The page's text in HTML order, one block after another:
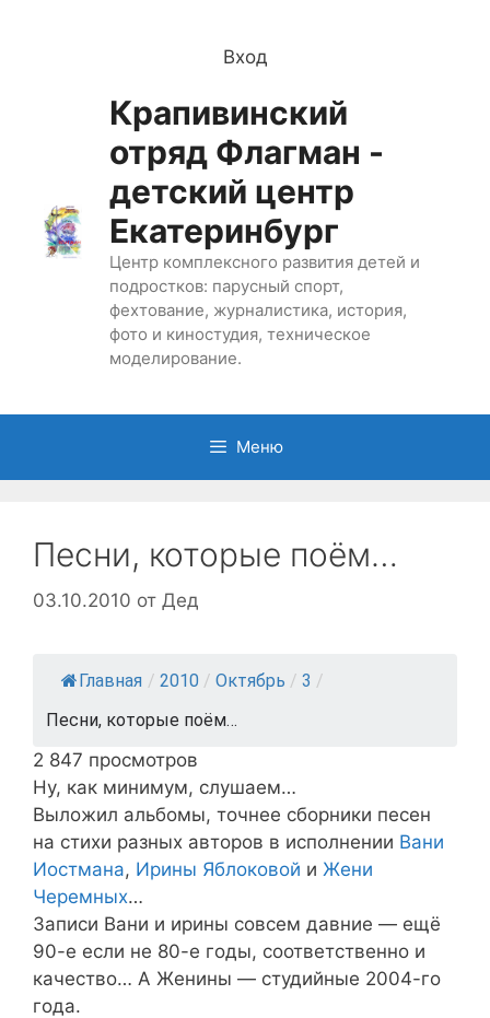
Вход
Крапивинский
отряд Флагман -
детский центр
Екатеринбург
Центр комплексного развития детей и
подростков: парусный спорт,
фехтование, журналистика, история,
фото и киностудия, техническое
моделирование.
Меню
Песни, которые поём…
03.10.2010 от Дед
Главная / 2010 / Октябрь / 3 /
Песни, которые поём…
2 847 просмотров
Ну, как минимум, слушаем…
Выложил альбомы, точнее сборники песен
на стихи разных авторов в исполнении Вани
Иостмана, Ирины Яблоковой и Жени
Черемных…
Записи Вани и ирины совсем давние — ещё
90-е если не 80-е годы, соответственно и
качество… А Женины — студийные 2004-го
года.